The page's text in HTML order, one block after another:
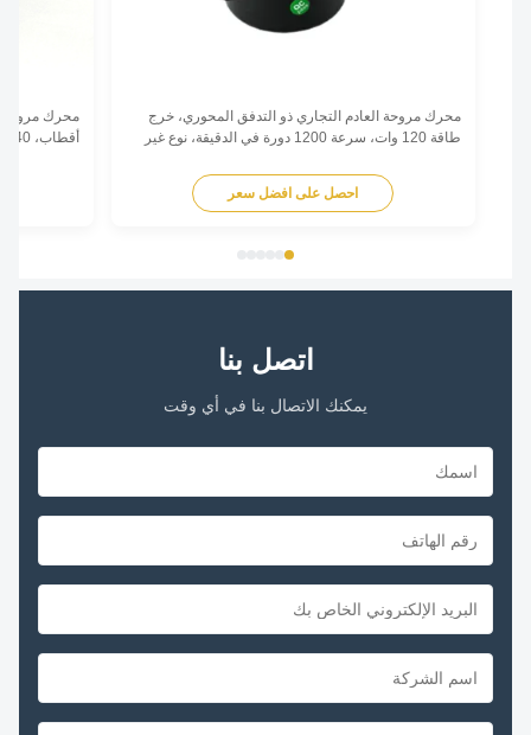
محرك مروحة العادم التجاري ذو التدفق المحوري، خرج
طاقة 120 وات، سرعة 1200 دورة في الدقيقة، نوع غير
لتطبيقات التهوية التجارية.
احصل على افضل سعر
اتصل بنا
يمكنك الاتصال بنا في أي وقت